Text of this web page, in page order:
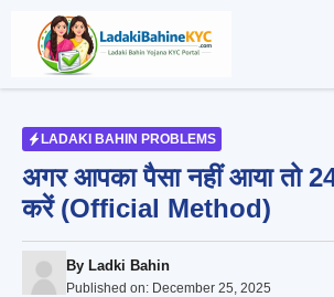
content
LADAKI BAHIN PROBLEMS
अगर आपका पैसा नहीं आया तो
करें (Official Method)
By Ladki Bahin
Published on: December 25, 2025